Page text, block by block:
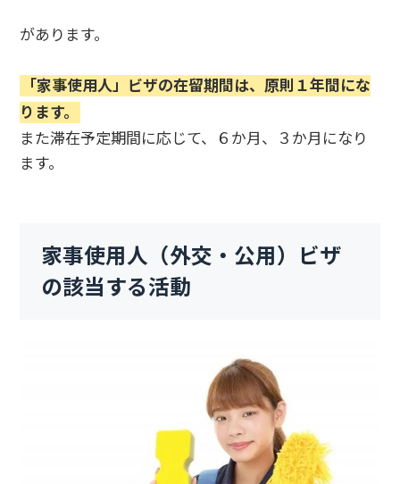
があります。
「家事使用人」ビザの在留期間は、原則１年間にな
ります。
また滞在予定期間に応じて、６か月、３か月になり
ます。
家事使用人（外交・公用）ビザ
の該当する活動